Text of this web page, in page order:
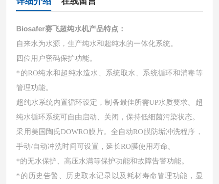
Biosafer赛飞超纯水机产品特点：
自来水为水源，生产纯水和超纯水的一体化系统。
四位用户密码保护功能。
*的RO纯水和超纯水造水、系统取水、系统循环和消毒等
管理功能。
超纯水系统内置循环设定，制备最佳所需UP水质要求。超
纯水循环系统可自由启动、关闭，保持低细菌污染状态。
采用美国陶氏DOWRO膜片。全自动RO膜防垢冲洗程序，
手动/自动冲洗时间可设置，延长RO膜使用寿命。
*的无水保护、高压水满等保护功能和故障告警功能。
*的历史告警、历史取水记录以及耗材寿命管理功能，显